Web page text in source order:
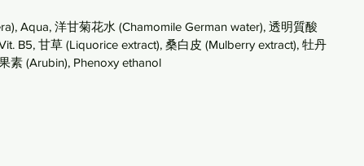
Aqua, 洋甘菊花水 (Chamomile German water), 透明質酸
B5, 甘草 (Liquorice extract), 桑白皮 (Mulberry extract), 牡丹
素 (Arubin), Phenoxy ethanol